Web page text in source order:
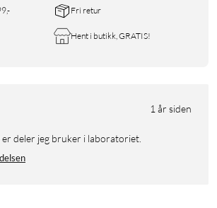
Fri retur
Hent i butikk, GRATIS!
1 år siden
er deler jeg bruker i laboratoriet.